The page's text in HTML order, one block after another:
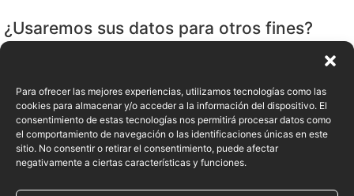
Para ofrecer las mejores experiencias, utilizamos tecnologías como las
cookies para almacenar y/o acceder a la información del dispositivo. El
consentimiento de estas tecnologías nos permitirá procesar datos como
el comportamiento de navegación o las identificaciones únicas en este
sitio. No consentir o retirar el consentimiento, puede afectar
negativamente a ciertas características y funciones.
¿Usaremos sus datos para otros fines?
finalidades distintas a las que le hemos explicado. Si, no
obstante, necesitásemos usar sus datos para actividades
distintas, siempre le solicitaremos previamente su
permiso a través de opciones claras que le permitirán
decidir al respecto.